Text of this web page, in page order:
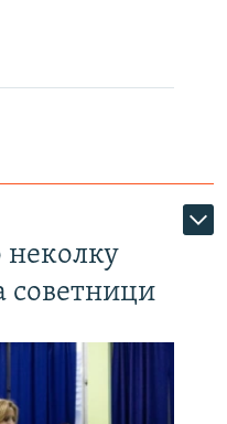
неколку
советници